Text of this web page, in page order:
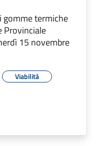
gomme termiche
Provinciale
15 novembre
Viabilità